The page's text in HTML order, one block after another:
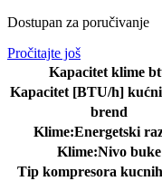
Dostupan za poručivanje
Pročitajte još
Kapacitet klime
Kapacitet [BTU/h]
brend
Klime:Energetski
Klime:Nivo buke
Tip kompresora